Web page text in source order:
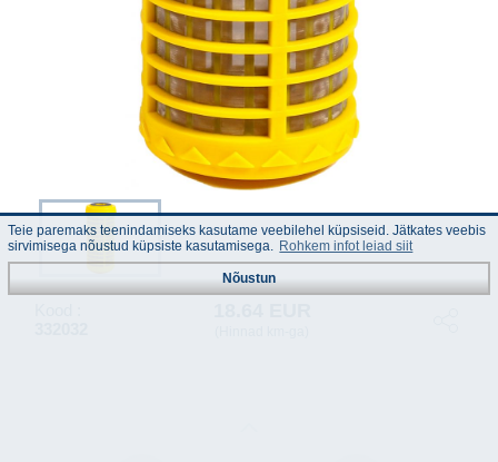
Teie paremaks teenindamiseks kasutame veebilehel küpsiseid. Jätkates veebis
sirvimisega nõustud küpsiste kasutamisega. Rohkem infot leiad siit
Nõustun